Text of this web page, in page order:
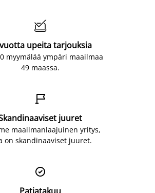

upeita tarjouksia
myymälää ympäri maailmaa
49 maassa.

juuret
maailmanlaajuinen yritys,
on skandinaaviset juuret.
